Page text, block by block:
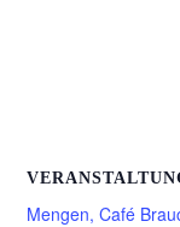
Mengen, Café